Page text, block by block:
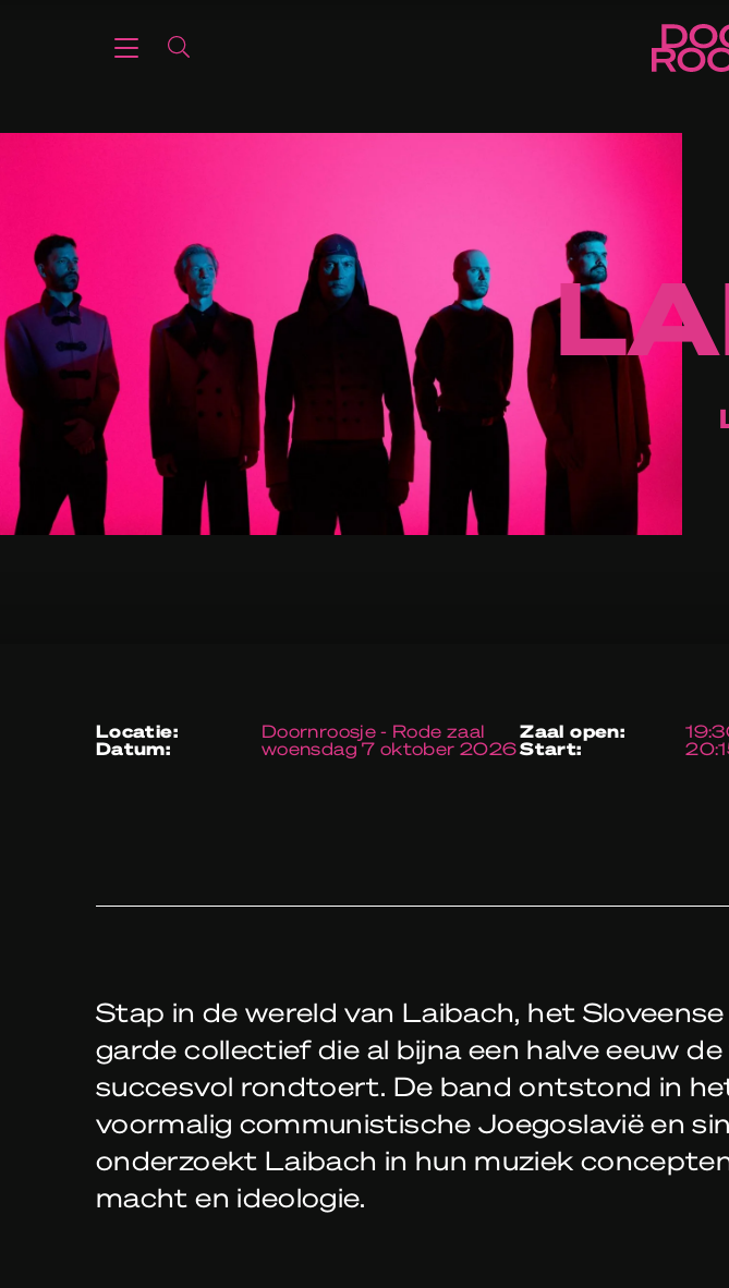
locatie: Doornroosje - Rode zaal
datum: woensdag 7 oktober 2026
zaal open:
start:
Stap in de wereld van Laibach, het
garde collectief die al bijna een halve eeuw
succesvol rondtoert. De band ontstond in
voormalig communistische Joegoslavië en
onderzoekt Laibach in hun muziek
macht en ideologie.